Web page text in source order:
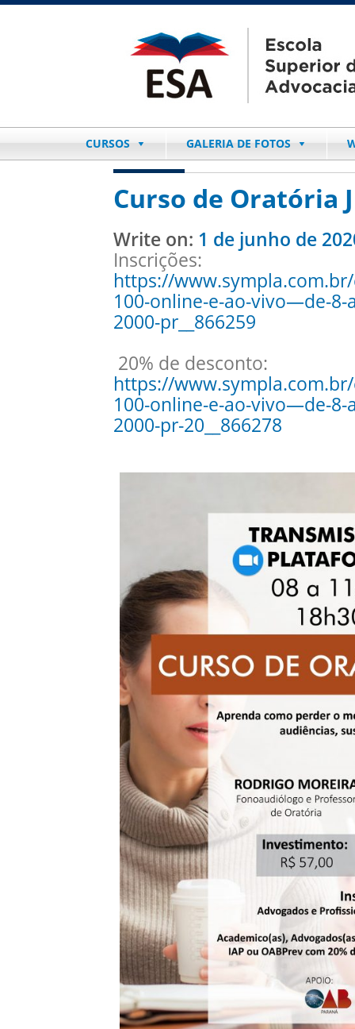
CURSOS GALERIA DE FOTOS
Curso de Oratória
Write on: 1 de junho de
Inscrições:
https://
100-online-e-ao-vivo—de-
2000-pr__866259
20% de desconto:
https://
100-online-e-ao-vivo—de-
2000-pr-20__866278